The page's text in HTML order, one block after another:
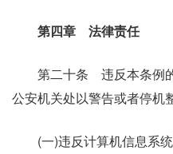
第四章 法律责任
第二十条 违反本条例
公安机关处以警告或者停机
(一)违反计算机信息系